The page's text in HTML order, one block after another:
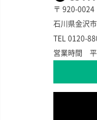
〒 920-0024
石川県金沢
TEL 0120-
営業時間 平